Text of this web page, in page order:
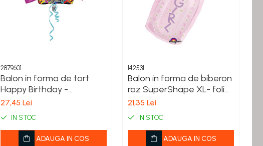
2879601
Balon in forma de tort
Happy Birthday -
SuperShape XL - folie
27,45 Lei
IN STOC
ADAUGA IN COS
142531
Balon in forma de biberon
roz SuperShape XL- folie
metalizata
21,35 Lei
IN STOC
ADAUGA IN COS